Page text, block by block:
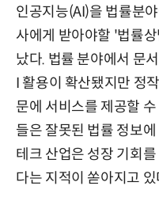
인공지능(AI)을 법률분
사에게 받아야할 '법률
났다. 법률 분야에서 문
I 활용이 확산됐지만 정
문에 서비스를 제공할
들은 잘못된 법률 정보
테크 산업은 성장 기회
다는 지적이 쏟아지고 있